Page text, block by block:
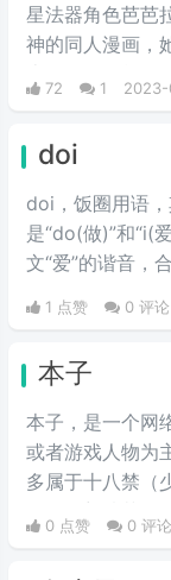
星法器角色芭芭
神的同人漫画，
子画师长弓燧龙
72 1
doi
doi，饭圈用语
是“do(做)”和“i(
文“爱”的谐音，
1 点赞 0 评论
本子
本子，是一个网
或者游戏人物为
多属于十八禁（
引人遐想情节的
0 点赞 0 评论